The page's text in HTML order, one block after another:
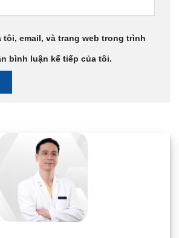
tôi, email, và trang web trong trình
bình luận kế tiếp của tôi.